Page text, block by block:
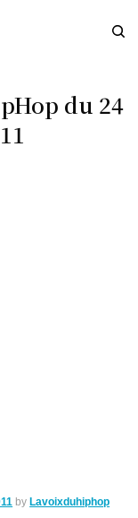
du 24
by Lavoixduhiphop